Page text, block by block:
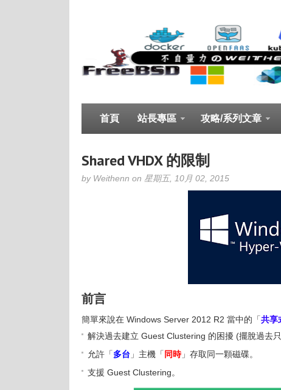
首頁 站長專區 攻略/系列文章
Shared VHDX 的限制
by Weithenn on 星期五, 10月 02, 2015
前言
簡單來說在 Windows Server 2012 R2 當中的「共享
解決過去建立 Guest Clustering 的困擾 (擺脫過去
允許「多台 」主機「 同時」存取同一顆磁碟。
支援 Guest Clustering。